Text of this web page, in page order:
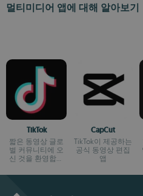
멀티미디어 앱에 대해 알아보기
TikTok
짧은 동영상 글로
벌 커뮤니티에 오
신 것을 환영합니
CapCut
TikTok이 제공하는
공식 동영상 편집
앱